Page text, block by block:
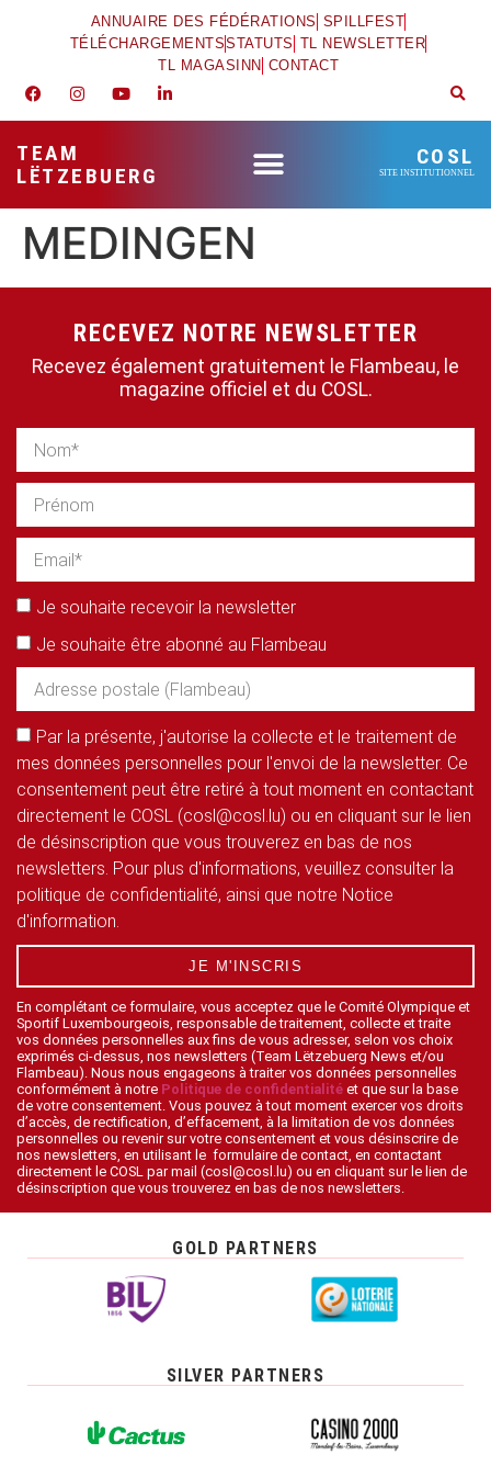
ANNUAIRE DES FÉDÉRATIONS SPILLFEST
TÉLÉCHARGEMENTSSTATUTS TL NEWSLETTER
TL MAGASINN CONTACT
TEAM
LËTZEBUERG
COSL
SITE INSTITUTIONNEL
MEDINGEN
RECEVEZ NOTRE NEWSLETTER
Recevez également gratuitement le Flambeau, le
magazine officiel et du COSL.
Je souhaite recevoir la newsletter
Je souhaite être abonné au Flambeau
Par la présente, j'autorise la collecte et le traitement de
mes données personnelles pour l'envoi de la newsletter. Ce
consentement peut être retiré à tout moment en contactant
directement le COSL (cosl@cosl.lu) ou en cliquant sur le lien
de désinscription que vous trouverez en bas de nos
newsletters. Pour plus d'informations, veuillez consulter la
politique de confidentialité, ainsi que notre Notice
d'information.
JE M'INSCRIS
En complétant ce formulaire, vous acceptez que le Comité Olympique et
Sportif Luxembourgeois, responsable de traitement, collecte et traite
vos données personnelles aux fins de vous adresser, selon vos choix
exprimés ci-dessus, nos newsletters (Team Lëtzebuerg News et/ou
Flambeau). Nous nous engageons à traiter vos données personnelles
conformément à notre Politique de confidentialité et que sur la base
de votre consentement. Vous pouvez à tout moment exercer vos droits
d’accès, de rectification, d’effacement, à la limitation de vos données
personnelles ou revenir sur votre consentement et vous désinscrire de
nos newsletters, en utilisant le formulaire de contact, en contactant
directement le COSL par mail (cosl@cosl.lu) ou en cliquant sur le lien de
désinscription que vous trouverez en bas de nos newsletters.
GOLD PARTNERS
SILVER PARTNERS